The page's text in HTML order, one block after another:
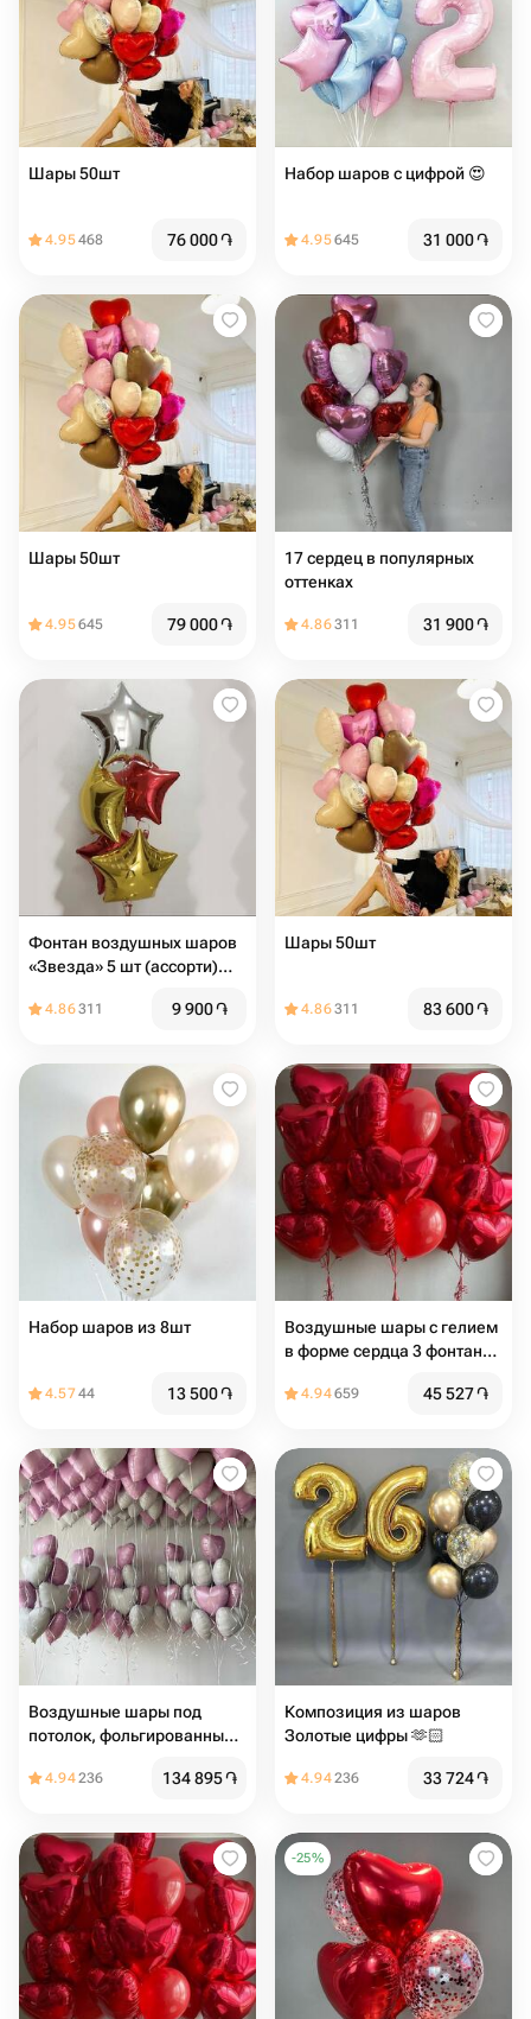
Шары 50шт
4.95468 76 000֏
Набор шаров с цифрой 😍
4.95645 31 000֏
Шары 50шт
4.95645 79 000֏
17 сердец в популярных
оттенках
4.86311 31 900֏
Фонтан воздушных шаров
«Звезда» 5 шт (ассорти)
4.86311 9 900֏
Шары 50шт
4.86311 83 600֏
Набор шаров из 8шт
4.5744 13 500֏
Воздушные шары с гелием
в форме сердца 3 фонтана
4.94659 45 527֏
Воздушные шары под
потолок, фольгированные
сердца
4.94236 134 895֏
Композиция из шаров
Золотые цифры 🫶🏻
4.94236 33 724֏
-25%